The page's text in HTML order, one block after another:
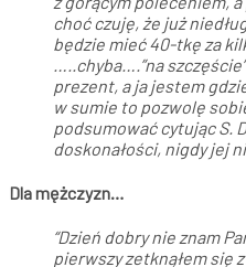
choć czuję, że już
będzie mieć 40-tkę za
…..chyba….”na
prezent, a ja jestem
w sumie to pozwolę
podsumować cytując S.
doskonałości, nigdy jej
Dla mężczyzn…
“Dzień dobry nie znam
pierwszy zetknąłem się